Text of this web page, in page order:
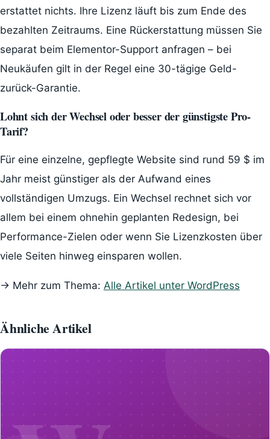
erstattet nichts. Ihre Lizenz läuft bis zum Ende des
bezahlten Zeitraums. Eine Rückerstattung müssen Sie
separat beim Elementor-Support anfragen – bei
Neukäufen gilt in der Regel eine 30-tägige Geld-
zurück-Garantie.
Lohnt sich der Wechsel oder besser der günstigste Pro-
Tarif?
Für eine einzelne, gepflegte Website sind rund 59 $ im
Jahr meist günstiger als der Aufwand eines
vollständigen Umzugs. Ein Wechsel rechnet sich vor
allem bei einem ohnehin geplanten Redesign, bei
Performance-Zielen oder wenn Sie Lizenzkosten über
viele Seiten hinweg einsparen wollen.
→ Mehr zum Thema: Alle Artikel unter WordPress
Ähnliche Artikel